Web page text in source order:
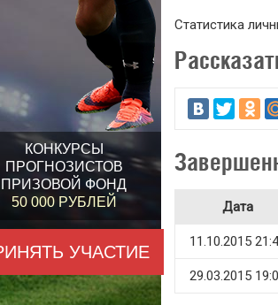
КОНКУРСЫ
ПРОГНОЗИСТОВ
ПРИЗОВОЙ ФОНД
50 000 РУБЛЕЙ
УЧАСТИЕ
Статистика
Дата
11.10.2015
29.03.2015